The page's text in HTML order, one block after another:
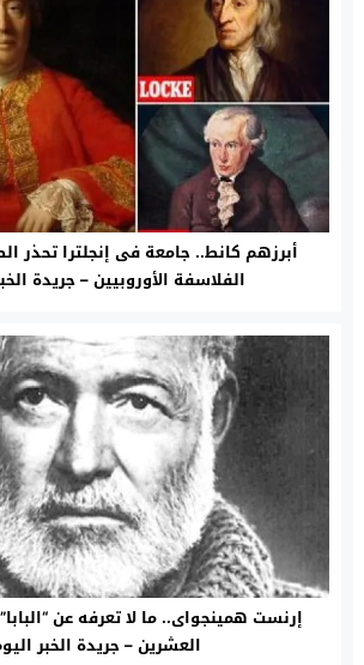
أبرزهم كانط.. جامعة فى إنجلترا تحذر
الفلاسفة الأوروبيين – جريدة
إرنست همينجواى.. ما لا تعرفه عن
العشرين – جريدة الخبر